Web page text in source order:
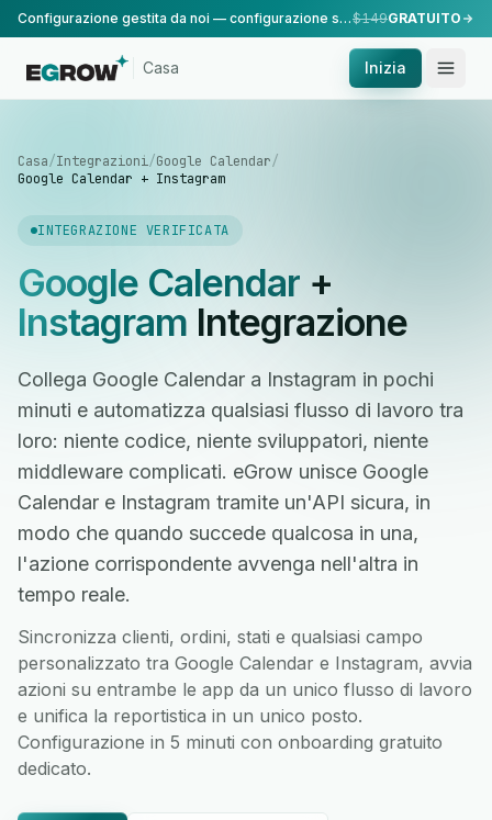
Configurazione gestita da noi — configurazione standard, eseguita dal nostro team.$149GRATUITO
Casa Inizia
Casa/Integrazioni/Google Calendar/
Google Calendar + Instagram
INTEGRAZIONE VERIFICATA
Google Calendar+
Instagram Integrazione
Collega Google Calendar a Instagram in pochi
minuti e automatizza qualsiasi flusso di lavoro tra
loro: niente codice, niente sviluppatori, niente
middleware complicati. eGrow unisce Google
Calendar e Instagram tramite un'API sicura, in
modo che quando succede qualcosa in una,
l'azione corrispondente avvenga nell'altra in
tempo reale.
Sincronizza clienti, ordini, stati e qualsiasi campo
personalizzato tra Google Calendar e Instagram, avvia
azioni su entrambe le app da un unico flusso di lavoro
e unifica la reportistica in un unico posto.
Configurazione in 5 minuti con onboarding gratuito
dedicato.